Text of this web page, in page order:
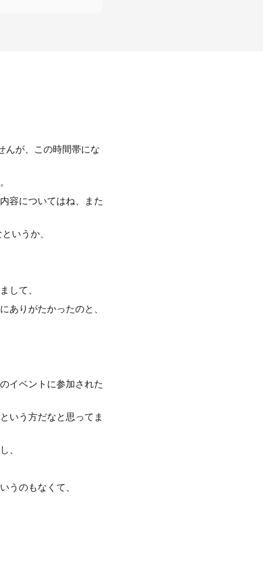
んが、この時間帯にな
容についてはね、また
いうか、
して、
ありがたかったのと、
イベントに参加された
いう方だなと思ってま
、
うのもなくて、